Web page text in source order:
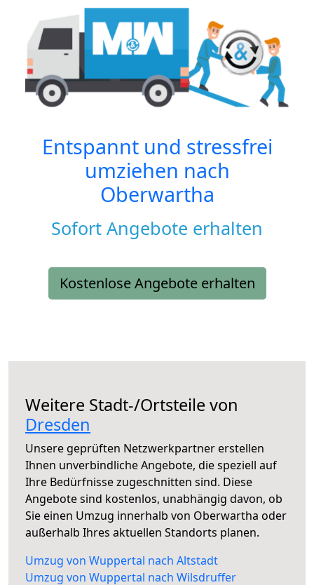
Entspannt und stressfrei
umziehen nach
Oberwartha
Sofort Angebote erhalten
Kostenlose Angebote erhalten
Weitere Stadt-/Ortsteile von
Dresden
Unsere geprüften Netzwerkpartner erstellen
Ihnen unverbindliche Angebote, die speziell auf
Ihre Bedürfnisse zugeschnitten sind. Diese
Angebote sind kostenlos, unabhängig davon, ob
Sie einen Umzug innerhalb von Oberwartha oder
außerhalb Ihres aktuellen Standorts planen.
Umzug von Wuppertal nach Altstadt
Umzug von Wuppertal nach Wilsdruffer